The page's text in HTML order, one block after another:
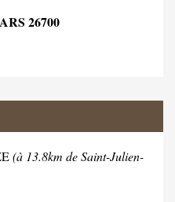
26700
(à 13.8km de Saint-Julien-